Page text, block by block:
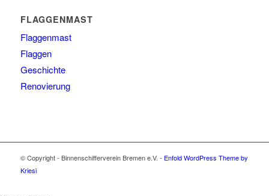
FLAGGENMAST
Flaggenmast
Flaggen
Geschichte
Renovierung
© Copyright - Binnenschifferverein Bremen e.V. - Enfold WordPress Theme by
Kriesi